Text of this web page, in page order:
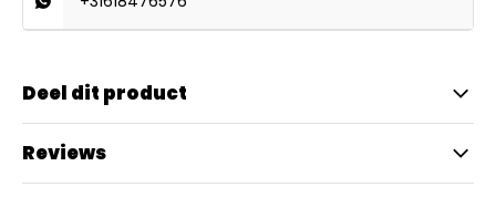
Deel dit product
Reviews